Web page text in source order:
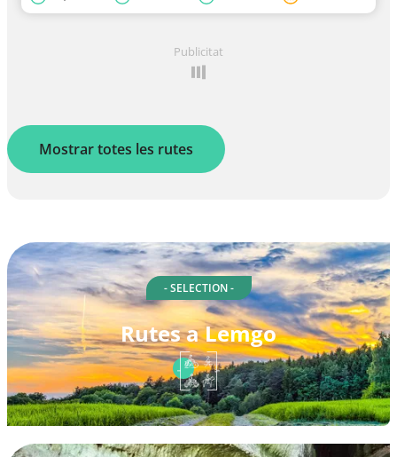
Publicitat
Mostrar totes les rutes
- SELECTION -
Rutes a Lemgo